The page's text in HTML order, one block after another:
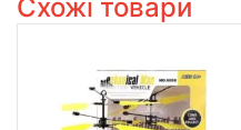
Схожі товари